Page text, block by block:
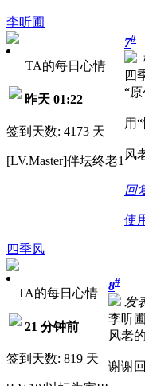
李听圃
TA的每日心情
昨天 01:22
签到天数: 4173 天
[LV.Master]伴坛终老1
7#
四
“
用
风
回
使
四季风
TA的每日心情
21 分钟前
签到天数: 819 天
8#
发
李听
风老
谢谢